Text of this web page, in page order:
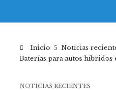
Inicio
Noticias
Baterías para autos híbridos
NOTICIAS RECIENTES